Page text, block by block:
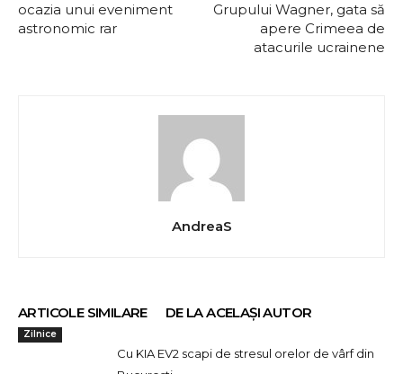
ocazia unui eveniment
astronomic rar
Grupului Wagner, gata să
apere Crimeea de
atacurile ucrainene
AndreaS
ARTICOLE SIMILARE DE LA ACELAȘI AUTOR
Zilnice
Cu KIA EV2 scapi de stresul orelor de vârf din